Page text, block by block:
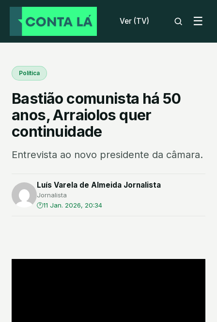
Ver (TV) ☰
Política
Bastião comunista há 50
anos, Arraiolos quer
continuidade
Entrevista ao novo presidente da câmara.
Luís Varela de Almeida Jornalista
Jornalista
11 Jan. 2026, 20:34